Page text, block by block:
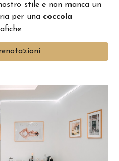
stile e non manca un
per una coccola
.